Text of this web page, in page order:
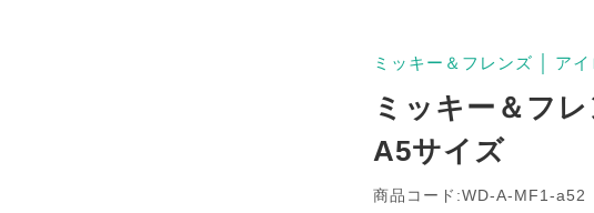
ミッキー＆フレンズ ア
ミッキー＆フ
A5サイズ
商品コード:WD-A-MF1-a52